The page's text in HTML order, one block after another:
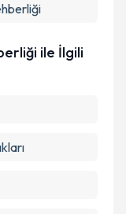
ile İlgili